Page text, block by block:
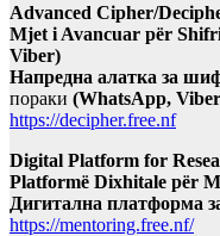
Advanced Cipher/
Mjet i Avancuar për
Viber)
Напредна алатка за
пораки (WhatsApp,
https://decipher.free.nf
Digital Platform for
Platformë Dixhitale për
Дигитална платформа
https://mentoring.free.nf/